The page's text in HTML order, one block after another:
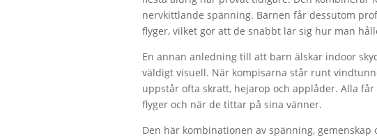
nervkittlande spänning. Barnen får dessutom
flyger, vilket gör att de snabbt lär sig hur man
En annan anledning till att barn älskar indoor
väldigt visuell. När kompisarna står runt
uppstår ofta skratt, hejarop och applåder. Alla
flyger och när de tittar på sina vänner.
Den här kombinationen av spänning,